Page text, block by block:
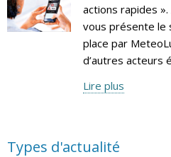
actions rapides
vous présente le
place par
d’autres acteurs
Lire plus
Types d'actualité